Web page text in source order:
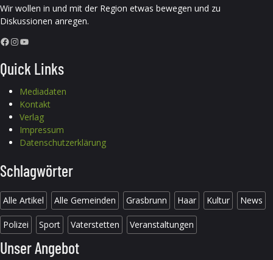
Wir wollen in und mit der Region etwas bewegen und zu
Diskussionen anregen.
Facebook InstagramYouTube
Quick Links
Mediadaten
Kontakt
Verlag
Impressum
Datenschutzerklärung
Schlagwörter
Alle Artikel Alle Gemeinden Grasbrunn Haar Kultur News
Polizei Sport Vaterstetten Veranstaltungen
Unser Angebot